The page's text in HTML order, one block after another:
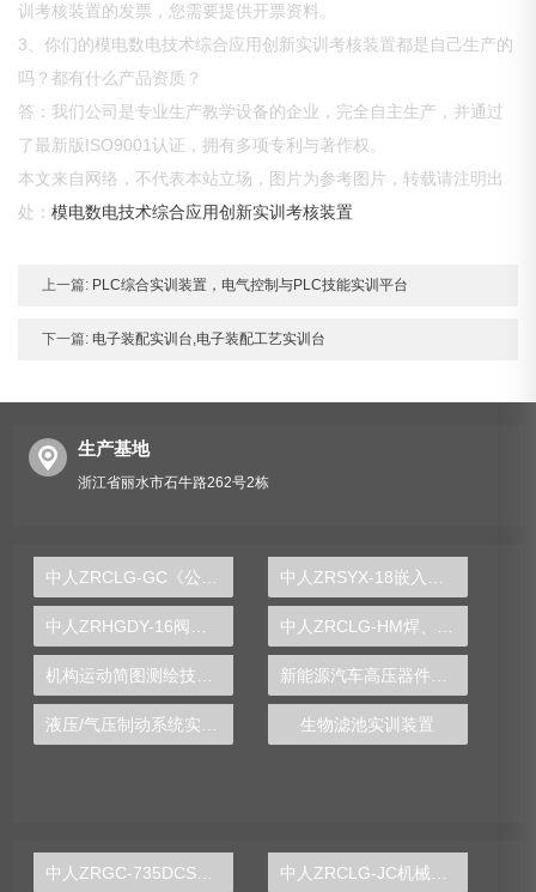
训考核装置的发票，您需要提供开票资料。
3、你们的模电数电技术综合应用创新实训考核装置都是自己生产的
吗？都有什么产品资质？
答：我们公司是专业生产教学设备的企业，完全自主生产，并通过
了最新版ISO9001认证，拥有多项专利与著作权。
本文来自网络，不代表本站立场，图片为参考图片，转载请注明出
处：模电数电技术综合应用创新实训考核装置
上一篇: PLC综合实训装置，电气控制与PLC技能实训平台
下一篇: 电子装配实训台,电子装配工艺实训台
生产基地
浙江省丽水市石牛路262号2栋
生物滤池实训装置
中人ZRGC-735DCS分布式过程控制系统实训装置